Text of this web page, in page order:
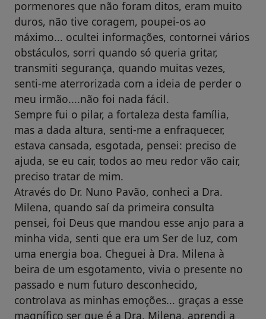
pormenores que não foram ditos, eram muito
duros, não tive coragem, poupei-os ao
máximo... ocultei informações, contornei vários
obstáculos, sorri quando só queria gritar,
transmiti segurança, quando muitas vezes,
senti-me aterrorizada com a ideia de perder o
meu irmão....não foi nada fácil.
Sempre fui o pilar, a fortaleza desta família,
mas a dada altura, senti-me a enfraquecer,
estava cansada, esgotada, pensei: preciso de
ajuda, se eu cair, todos ao meu redor vão cair,
preciso tratar de mim.
Através do Dr. Nuno Pavão, conheci a Dra.
Milena, quando saí da primeira consulta
pensei, foi Deus que mandou esse anjo para a
minha vida, senti que era um Ser de luz, com
uma energia boa. Cheguei à Dra. Milena à
beira de um esgotamento, vivia o presente no
passado e num futuro desconhecido,
controlava as minhas emoções... graças a esse
magnífico ser que é a Dra. Milena, aprendi a